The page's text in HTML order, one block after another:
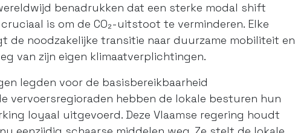
benadrukken dat een sterke modal shift
is om de CO₂-uitstoot te verminderen. Elke
de noodzakelijke transitie naar duurzame mobiliteit en
van zijn eigen klimaatverplichtingen.
legden voor de basisbereikbaarheid
vervoersregioraden hebben de lokale besturen hun
loyaal uitgevoerd. Deze Vlaamse regering houdt